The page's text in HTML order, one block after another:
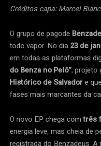
Créditos capa: Marcel
O grupo de pagode
todo vapor. No dia 23 de
em todas as plataformas
do Benza no Pelô”, projeto
Histórico de Salvadore
fases mais marcantes da
O novo EP chega comtrês
energia leve, mas cheia de
registrada do Benzadeus.